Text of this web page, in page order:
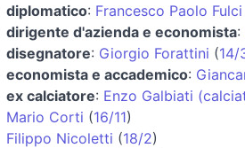
diplomatico: Francesco Paolo Fulci
dirigente d'azienda e economista:
disegnatore: Giorgio Forattini (14/
economista e accademico:
ex calciatore: Enzo Galbiati
Mario Corti (16/11)
Filippo Nicoletti (18/2)